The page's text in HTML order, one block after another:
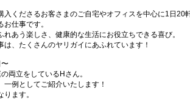
入くださるお客さまのご自宅やオフィスを中心に1日20
仕事です。
あう楽しさ、健康的な生活にお役立ちできる喜び。
は、たくさんのヤリガイにあふれています！
両立をしているHさん。
例としてご紹介いたします！
ます。